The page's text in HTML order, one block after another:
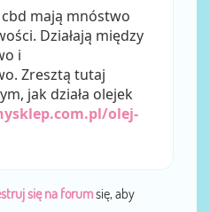
cbd mają mnóstwo
Działają między
i
Zresztą tutaj
jak działa olejek
olej-
się na forumsię, aby